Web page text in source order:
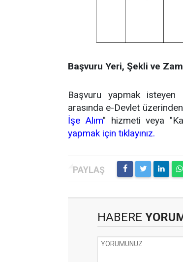
Başvuru Yeri, Şekli ve
Başvuru yapmak isteyen
arasında e-Devlet
İşe Alım" hizmeti veya
yapmak için tıklayınız.
HABERE